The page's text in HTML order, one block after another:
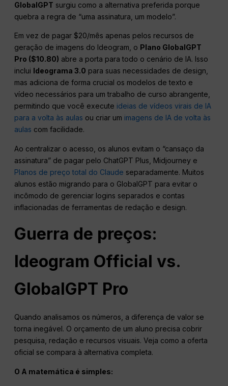
GlobalGPT surgiu como a alternativa preferida porque
quebra a regra de “uma assinatura, um modelo”.
Em vez de pagar $20/mês apenas pelos recursos de
geração de imagens do Ideogram, o Plano GlobalGPT
Pro ($10.80) abre a porta para todo o cenário de IA. Isso
inclui Ideograma 3.0 para suas necessidades de design,
mas adiciona de forma crucial os modelos de texto e
vídeo necessários para um trabalho de curso abrangente,
permitindo que você execute ideias de vídeos virais de IA
para a volta às aulas ou criar um imagens de IA de volta às
aulas com facilidade.
Ao centralizar o acesso, os alunos evitam o “cansaço da
assinatura” de pagar pelo ChatGPT Plus, Midjourney e
Planos de preço total do Claude separadamente. Muitos
alunos estão migrando para o GlobalGPT para evitar o
incômodo de gerenciar logins separados e contas
inflacionadas de ferramentas de redação e design.
Guerra de preços:
Ideogram Official vs.
GlobalGPT Pro
Quando analisamos os números, a diferença de valor se
torna inegável. O orçamento de um aluno precisa cobrir
pesquisa, redação e recursos visuais. Veja como a oferta
oficial se compara à alternativa completa.
O A matemática é simples: